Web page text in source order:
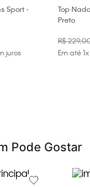
Sport -
juros
Top
Preto
R$
Em até1x
Pode Gostar